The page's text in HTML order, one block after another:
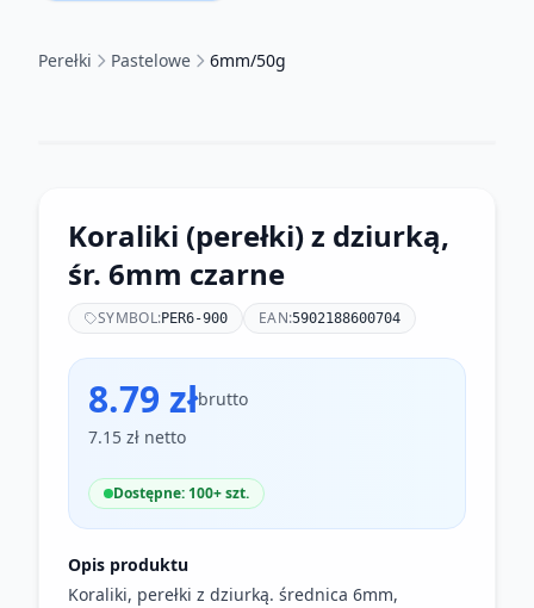
Perełki Pastelowe 6mm/50g
Koraliki (perełki) z dziurką,
śr. 6mm czarne
SYMBOL:PER6-900 EAN:5902188600704
8.79 złbrutto
7.15 zł netto
Dostępne: 100+ szt.
Opis produktu
Koraliki, perełki z dziurką. średnica 6mm,